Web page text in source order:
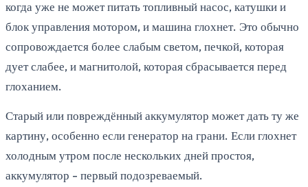
когда уже не может питать топливный насос, катушки и
блок управления мотором, и машина глохнет. Это обычно
сопровождается более слабым светом, печкой, которая
дует слабее, и магнитолой, которая сбрасывается перед
глоханием.
Старый или повреждённый аккумулятор может дать ту же
картину, особенно если генератор на грани. Если глохнет
холодным утром после нескольких дней простоя,
аккумулятор - первый подозреваемый.